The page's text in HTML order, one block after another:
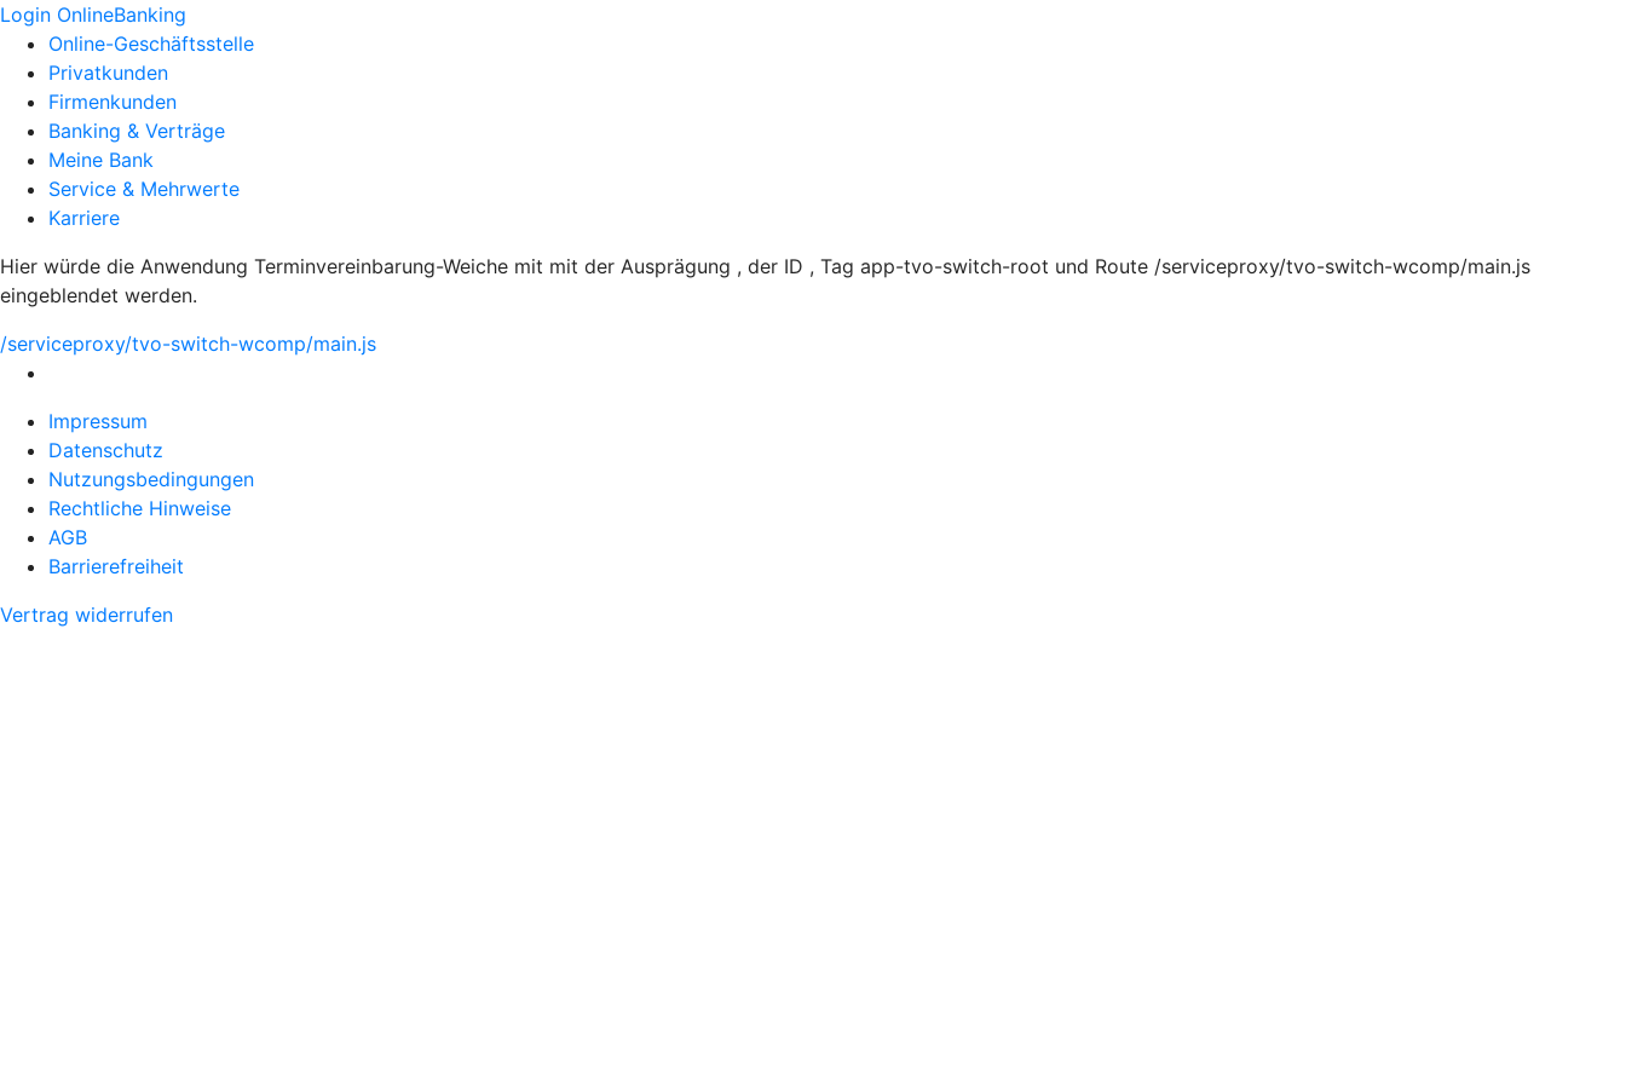
Login OnlineBanking
Online-Geschäftsstelle
Privatkunden
Firmenkunden
Banking & Verträge
Meine Bank
Service & Mehrwerte
Karriere
Hier würde die Anwendung Terminvereinbarung-Weiche mit mit der Ausprägung , der ID , Tag app-tvo-switch-root und Route /serviceproxy/tvo-switch-wcomp/main.js
eingeblendet werden.
/serviceproxy/tvo-switch-wcomp/main.js
Impressum
Datenschutz
Nutzungsbedingungen
Rechtliche Hinweise
AGB
Barrierefreiheit
Vertrag widerrufen